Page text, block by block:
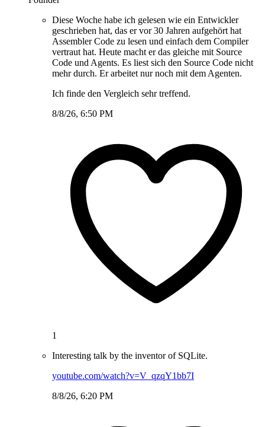
Diese Woche habe ich gelesen wie ein Entwickler
geschrieben hat, das er vor 30 Jahren aufgehört hat
Assembler Code zu lesen und einfach dem Compiler
vertraut hat. Heute macht er das gleiche mit Source
Code und Agents. Es liest sich den Source Code nicht
mehr durch. Er arbeitet nur noch mit dem Agenten.
Ich finde den Vergleich sehr treffend.
8/8/26, 6:50 PM
1
Interesting talk by the inventor of SQLite.
youtube.com/watch?v=V_qzqY1bb7I
8/8/26, 6:20 PM